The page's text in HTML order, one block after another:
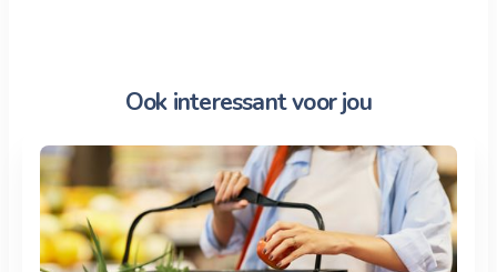
Ook interessant voor jou